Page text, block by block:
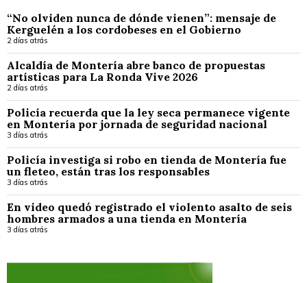
“No olviden nunca de dónde vienen”: mensaje de
Kerguelén a los cordobeses en el Gobierno
2 días atrás
Alcaldía de Montería abre banco de propuestas
artísticas para La Ronda Vive 2026
2 días atrás
Policía recuerda que la ley seca permanece vigente
en Montería por jornada de seguridad nacional
3 días atrás
Policía investiga si robo en tienda de Montería fue
un fleteo, están tras los responsables
3 días atrás
En video quedó registrado el violento asalto de seis
hombres armados a una tienda en Montería
3 días atrás